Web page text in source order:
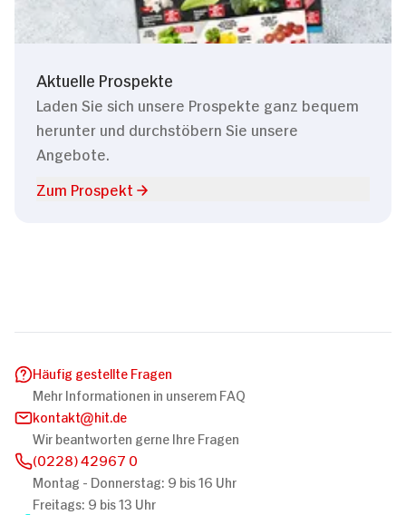
Aktuelle Prospekte
Laden Sie sich unsere Prospekte ganz bequem
herunter und durchstöbern Sie unsere
Angebote.
Zum Prospekt
Häufig gestellte Fragen
Mehr Informationen in unserem FAQ
kontakt
hit.de
Wir beantworten gerne Ihre Fragen
(0228) 42967 0
Montag - Donnerstag: 9 bis 16 Uhr
Freitags: 9 bis 13 Uhr